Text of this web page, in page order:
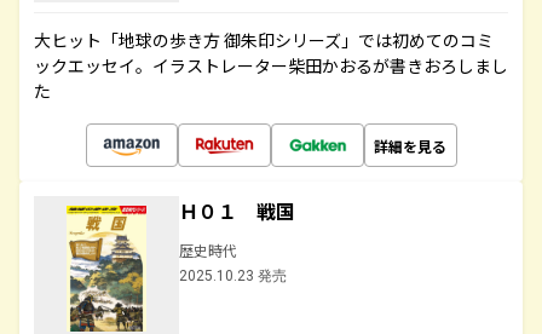
大ヒット「地球の歩き方 御朱印シリーズ」では初めてのコミ
ックエッセイ。イラストレーター柴田かおるが書きおろしまし
た
詳細を見る
Ｈ０１ 戦国
歴史時代
2025.10.23 発売